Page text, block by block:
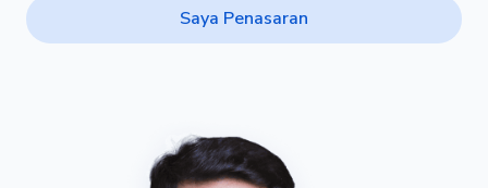
Saya Penasaran